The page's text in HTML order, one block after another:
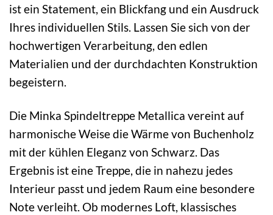
ist ein Statement, ein Blickfang und ein Ausdruck
Ihres individuellen Stils. Lassen Sie sich von der
hochwertigen Verarbeitung, den edlen
Materialien und der durchdachten Konstruktion
begeistern.
Die Minka Spindeltreppe Metallica vereint auf
harmonische Weise die Wärme von Buchenholz
mit der kühlen Eleganz von Schwarz. Das
Ergebnis ist eine Treppe, die in nahezu jedes
Interieur passt und jedem Raum eine besondere
Note verleiht. Ob modernes Loft, klassisches